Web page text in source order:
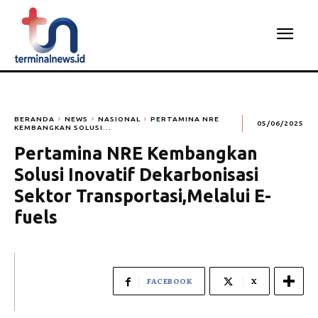
BERANDA NEWS NASIONAL
PERTAMINA NRE
KEMBANGKAN SOLUSI...
05/06/2025
Pertamina NRE Kembangkan
Solusi Inovatif Dekarbonisasi
Sektor Transportasi,Melalui E-
fuels
FACEBOOK X